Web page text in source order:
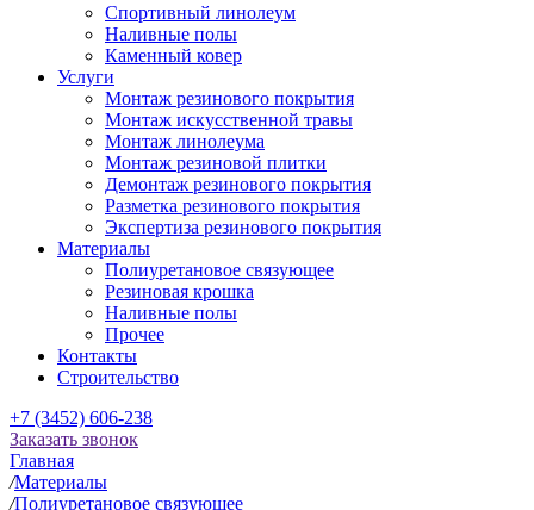
Спортивный линолеум
Наливные полы
Каменный ковер
Услуги
Монтаж резинового покрытия
Монтаж искусственной травы
Монтаж линолеума
Монтаж резиновой плитки
Демонтаж резинового покрытия
Разметка резинового покрытия
Экспертиза резинового покрытия
Материалы
Полиуретановое связующее
Резиновая крошка
Наливные полы
Прочее
Контакты
Строительство
+7 (3452) 606-238
Заказать звонок
Главная
/Материалы
/Полиуретановое связующее